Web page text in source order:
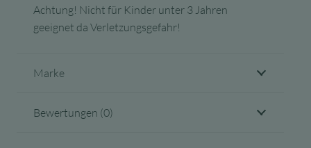
Achtung! Nicht für Kinder unter 3 Jahren
geeignet da Verletzungsgefahr!
Marke
Bewertungen (0)